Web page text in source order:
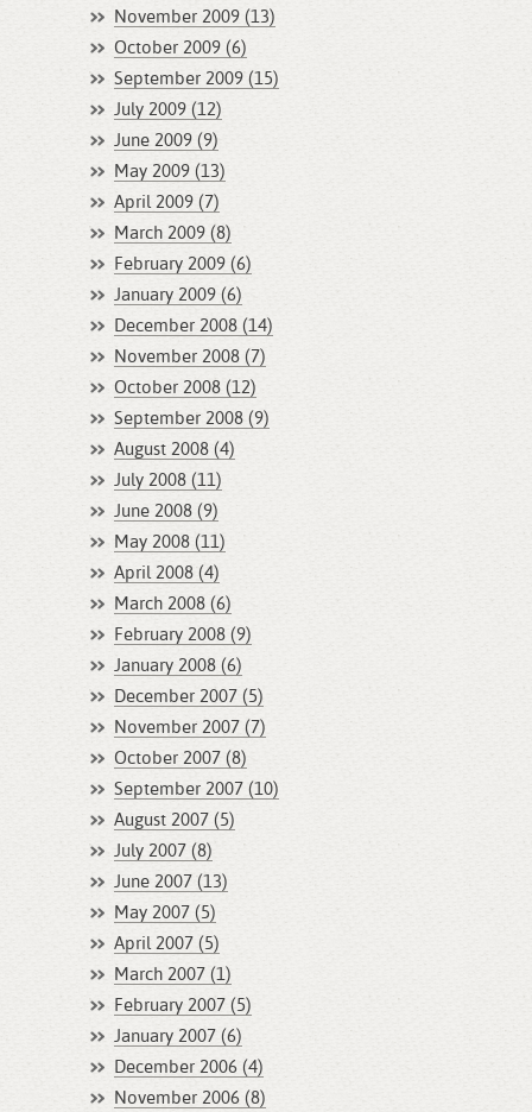
November 2009 (13)
October 2009 (6)
September 2009 (15)
July 2009 (12)
June 2009 (9)
May 2009 (13)
April 2009 (7)
March 2009 (8)
February 2009 (6)
January 2009 (6)
December 2008 (14)
November 2008 (7)
October 2008 (12)
September 2008 (9)
August 2008 (4)
July 2008 (11)
June 2008 (9)
May 2008 (11)
April 2008 (4)
March 2008 (6)
February 2008 (9)
January 2008 (6)
December 2007 (5)
November 2007 (7)
October 2007 (8)
September 2007 (10)
August 2007 (5)
July 2007 (8)
June 2007 (13)
May 2007 (5)
April 2007 (5)
March 2007 (1)
February 2007 (5)
January 2007 (6)
December 2006 (4)
November 2006 (8)